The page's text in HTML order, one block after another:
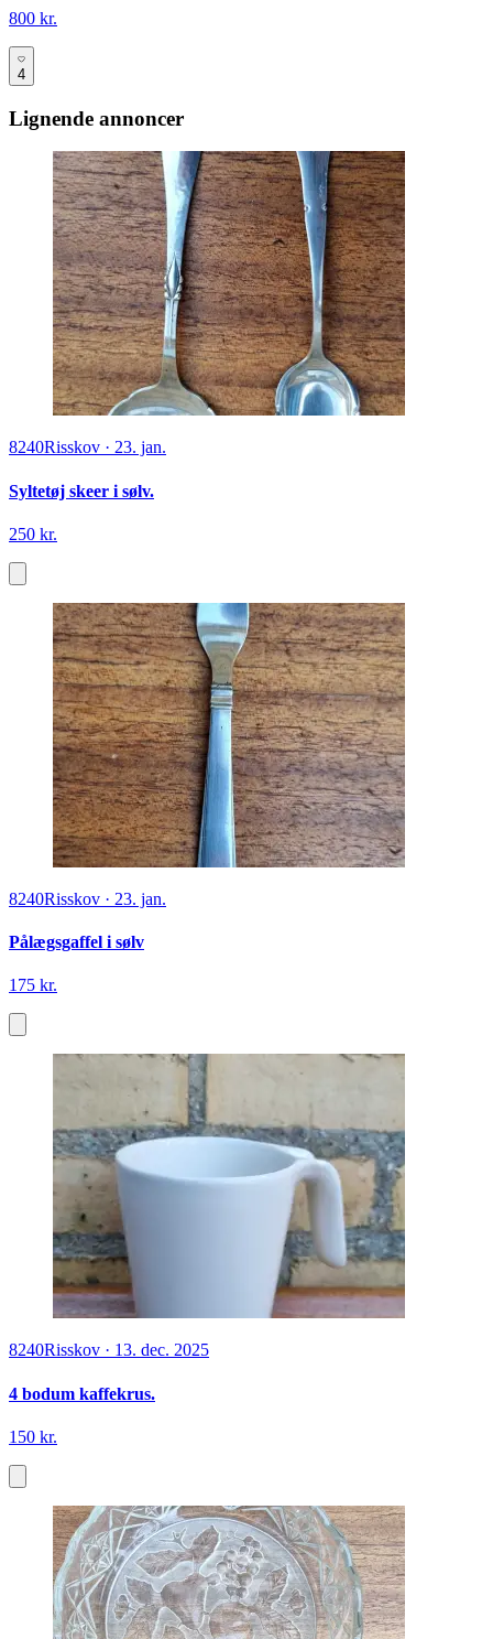
800 kr.
4
Lignende annoncer
8240Risskov · 23. jan.
Syltetøj skeer i sølv.
250 kr.
8240Risskov · 23. jan.
Pålægsgaffel i sølv
175 kr.
8240Risskov · 13. dec. 2025
4 bodum kaffekrus.
150 kr.